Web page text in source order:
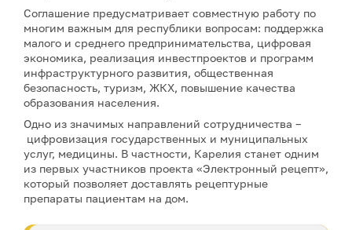
Соглашение предусматривает совместную работу по
многим важным для республики вопросам: поддержка
малого и среднего предпринимательства, цифровая
экономика, реализация инвестпроектов и программ
инфраструктурного развития, общественная
безопасность, туризм, ЖКХ, повышение качества
образования населения.
Одно из значимых направлений сотрудничества –
цифровизация государственных и муниципальных
услуг, медицины. В частности, Карелия станет одним
из первых участников проекта «Электронный рецепт»,
который позволяет доставлять рецептурные
препараты пациентам на дом.